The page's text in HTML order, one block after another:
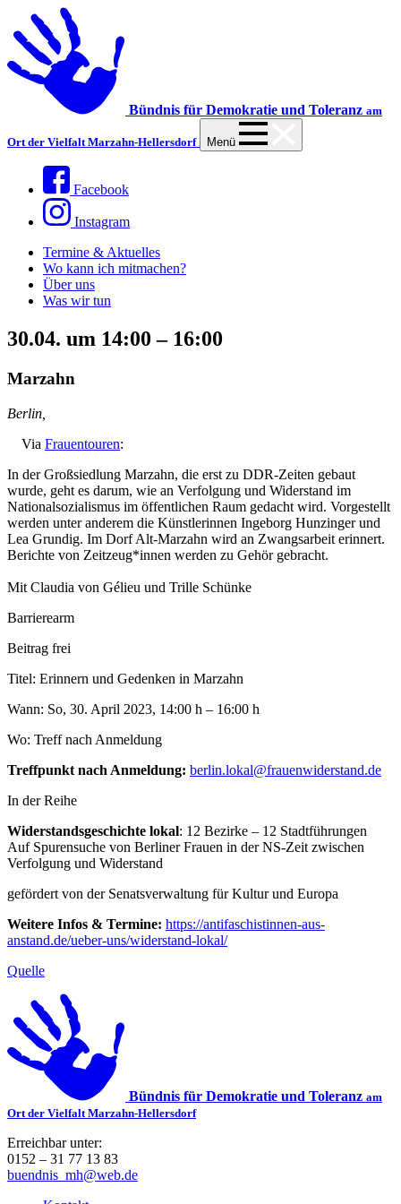
Bündnis für Demokratie und Toleranz am
Ort der Vielfalt Marzahn-Hellersdorf Menü
Facebook
Instagram
Termine & Aktuelles
Wo kann ich mitmachen?
Über uns
Was wir tun
30.04. um 14:00– 16:00
Marzahn
Berlin
Via Frauentouren:
In der Großsiedlung Marzahn, die erst zu DDR-Zeiten gebaut
wurde, geht es darum, wie an Verfolgung und Widerstand im
Nationalsozialismus im öffentlichen Raum gedacht wird. Vorgestellt
werden unter anderem die Künstlerinnen Ingeborg Hunzinger und
Lea Grundig. Im Dorf Alt-Marzahn wird an Zwangsarbeit erinnert.
Berichte von Zeitzeug*innen werden zu Gehör gebracht.
Mit Claudia von Gélieu und Trille Schünke
Barrierearm
Beitrag frei
Titel: Erinnern und Gedenken in Marzahn
Wann: So, 30. April 2023, 14:00 h – 16:00 h
Wo: Treff nach Anmeldung
Treffpunkt nach Anmeldung: berlin.lokal@frauenwiderstand.de
In der Reihe
Widerstandsgeschichte lokal: 12 Bezirke – 12 Stadtführungen
Auf Spurensuche von Berliner Frauen in der NS-Zeit zwischen
Verfolgung und Widerstand
gefördert von der Senatsverwaltung für Kultur und Europa
Weitere Infos & Termine: https://antifaschistinnen-aus-
anstand.de/ueber-uns/widerstand-lokal/
Quelle
Bündnis für Demokratie und Toleranz am
Ort der Vielfalt Marzahn-Hellersdorf
Erreichbar unter:
0152 – 31 77 13 83
buendnis_mh@web.de